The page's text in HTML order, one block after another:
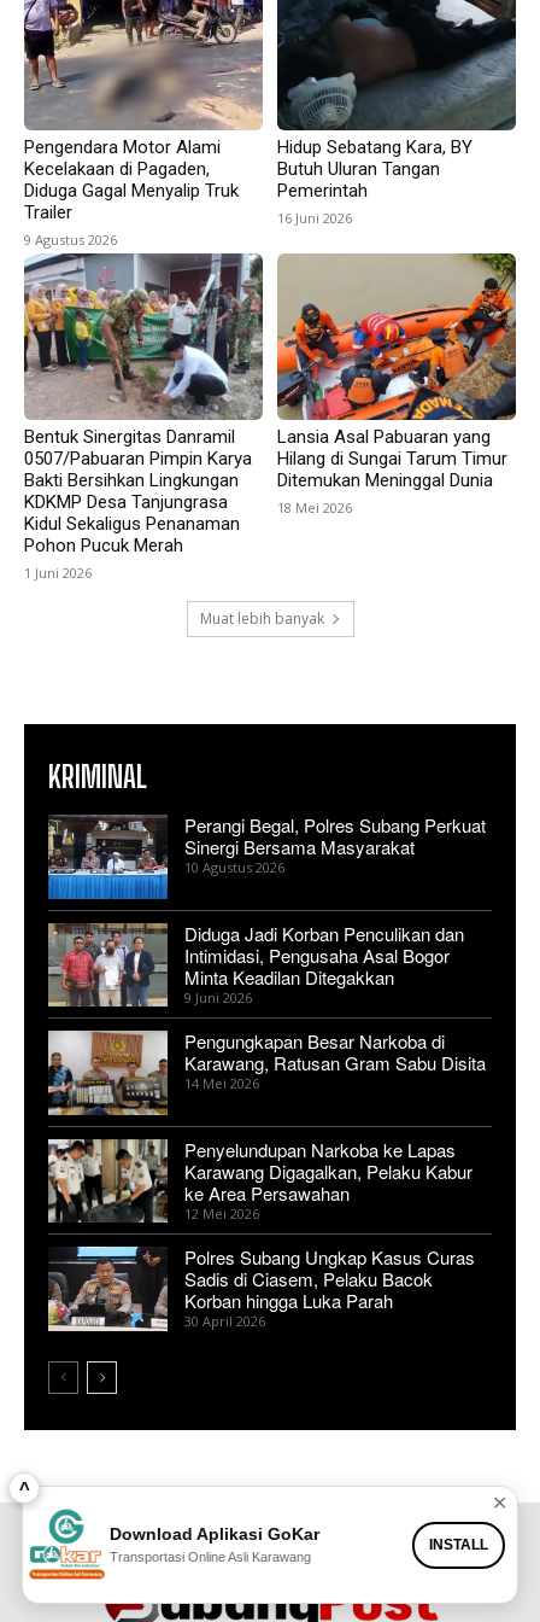
Pengendara Motor Alami
Kecelakaan di Pagaden,
Diduga Gagal Menyalip Truk
Trailer
9 Agustus 2026
Hidup Sebatang Kara, BY
Butuh Uluran Tangan
Pemerintah
16 Juni 2026
Bentuk Sinergitas Danramil
0507/Pabuaran Pimpin Karya
Bakti Bersihkan Lingkungan
KDKMP Desa Tanjungrasa
Kidul Sekaligus Penanaman
Pohon Pucuk Merah
1 Juni 2026
Lansia Asal Pabuaran yang
Hilang di Sungai Tarum Timur
Ditemukan Meninggal Dunia
18 Mei 2026
Muat lebih banyak
KRIMINAL
Perangi Begal, Polres Subang Perkuat
Sinergi Bersama Masyarakat
10 Agustus 2026
Diduga Jadi Korban Penculikan dan
Intimidasi, Pengusaha Asal Bogor
Minta Keadilan Ditegakkan
9 Juni 2026
Pengungkapan Besar Narkoba di
Karawang, Ratusan Gram Sabu Disita
14 Mei 2026
Penyelundupan Narkoba ke Lapas
Karawang Digagalkan, Pelaku Kabur
ke Area Persawahan
12 Mei 2026
Polres Subang Ungkap Kasus Curas
Sadis di Ciasem, Pelaku Bacok
Korban hingga Luka Parah
30 April 2026
^
✕
Download Aplikasi GoKar
Transportasi Online Asli Karawang
INSTALL